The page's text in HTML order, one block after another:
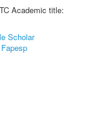
Academic title:
Scholar
Fapesp